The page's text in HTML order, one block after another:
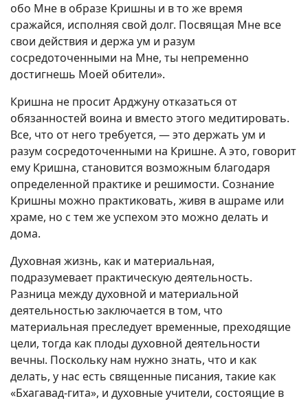
обо Мне в образе Кришны и в то же время
сражайся, исполняя свой долг. Посвящая Мне все
свои действия и держа ум и разум
сосредоточенными на Мне, ты непременно
достигнешь Моей обители».
Кришна не просит Арджуну отказаться от
обязанностей воина и вместо этого медитировать.
Все, что от него требуется, — это держать ум и
разум сосредоточенными на Кришне. А это, говорит
ему Кришна, становится возможным благодаря
определенной практике и решимости. Сознание
Кришны можно практиковать, живя в ашраме или
храме, но с тем же успехом это можно делать и
дома.
Духовная жизнь, как и материальная,
подразумевает практическую деятельность.
Разница между духовной и материальной
деятельностью заключается в том, что
материальная преследует временные, преходящие
цели, тогда как плоды духовной деятельности
вечны. Поскольку нам нужно знать, что и как
делать, у нас есть священные писания, такие как
«Бхагавад-гита», и духовные учители, состоящие в